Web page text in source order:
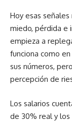
Hoy esas
miedo, pérdida e
empieza a
funciona como
sus números,
percepción de
Los salarios
de 30% real y